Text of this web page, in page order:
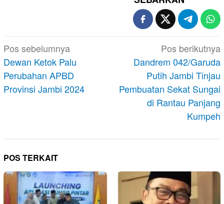
Navigasi
pos
Pos sebelumnya
Dewan Ketok Palu
Perubahan APBD
Provinsi Jambi 2024
Pos berikutnya
Dandrem 042/Garuda
Putih Jambi Tinjau
Pembuatan Sekat Sungai
di Rantau Panjang
Kumpeh
POS TERKAIT